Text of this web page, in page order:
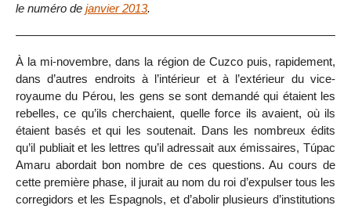
le numéro de janvier 2013.
À la mi-novembre, dans la région de Cuzco puis, rapidement,
dans d’autres endroits à l’intérieur et à l’extérieur du vice-
royaume du Pérou, les gens se sont demandé qui étaient les
rebelles, ce qu’ils cherchaient, quelle force ils avaient, où ils
étaient basés et qui les soutenait. Dans les nombreux édits
qu’il publiait et les lettres qu’il adressait aux émissaires, Túpac
Amaru abordait bon nombre de ces questions. Au cours de
cette première phase, il jurait au nom du roi d’expulser tous les
corregidors et les Espagnols, et d’abolir plusieurs d’institutions